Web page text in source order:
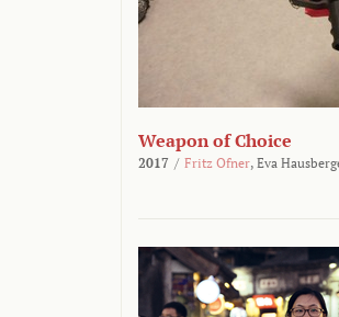
Weapon of Choice
2017 / Fritz Ofner, Eva